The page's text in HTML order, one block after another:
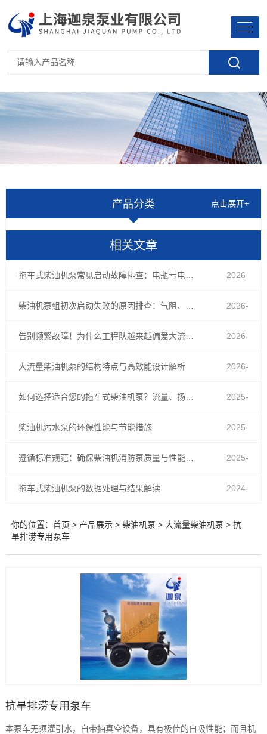
产品分类 点击展开+
相关文章
2026-
07-30
2026-
06-26
2026-
05-26
大流量柴油机泵的结构特点与高效能设计解析 2026-
03-05
2025-
12-04
柴油机污水泵的环保性能与节能措施 2025-
07-28
2025-
03-21
拖车式柴油机泵的数据处理与结果解读 2024-
你的位置： 首页 > 产品展示> 柴油机泵 > 大流量柴油机泵 > 抗
旱排涝专用泵车
抗旱排涝专用泵车
本泵车无须灌引水，自带抽真空设备，具有极佳的自吸性能；而且机